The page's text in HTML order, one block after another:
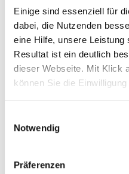
Einige sind essenziell für
dabei, die Nutzenden
eine Hilfe, unsere Leistung
Resultat ist ein deutlich
dieser Webseite. Mit Klick
können Sie die
Notwendig
Präferenzen
prüfen und Ihnen eine
Sollten Sie der Ansicht
an die Barrierefreiheit
zufriedenstellende
die zuständige
Zuständig für die